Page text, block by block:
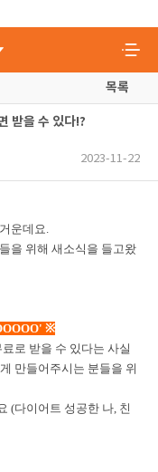
목록
받을 수 있다!?
2023-11-22
운데요.
을 위해 새소식을 들고왔
※
료로 받을 수 있다는 사실
만들어주시는 분들을 위
(다이어트 성공한 나, 친